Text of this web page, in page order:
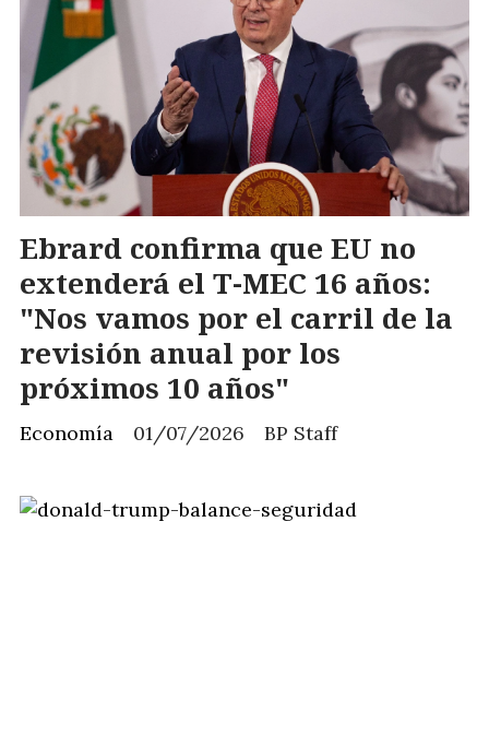
Ebrard confirma que EU no
extenderá el T-MEC 16 años:
"Nos vamos por el carril de la
revisión anual por los
próximos 10 años"
BP Staff
Economía 01/07/2026